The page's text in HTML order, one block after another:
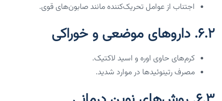
اجتناب از عوامل تحریک‌کننده مانند صابون‌های قوی.
۶.۲. داروهای موضعی و خوراکی
کرم‌های حاوی اوره و اسید لاکتیک.
مصرف رتینوئیدها در موارد شدید.